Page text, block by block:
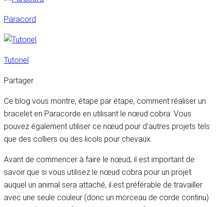
Paracord
Tutoriel
Partager
Ce blog vous montre, étape par étape, comment réaliser un
bracelet en Paracorde en utilisant le nœud cobra. Vous
pouvez également utiliser ce nœud pour d'autres projets tels
que des colliers ou des licols pour chevaux.
Avant de commencer à faire le nœud, il est important de
savoir que si vous utilisez le nœud cobra pour un projet
auquel un animal sera attaché, il est préférable de travailler
avec une seule couleur (donc un morceau de corde continu).